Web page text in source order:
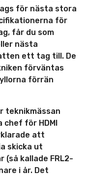
för nästa stora
för
får du som
nästa
ett tag till. De
förväntas
förrän
teknikmässan
för HDMI
att
skicka ut
(så kallade FRL2-
i år. Det